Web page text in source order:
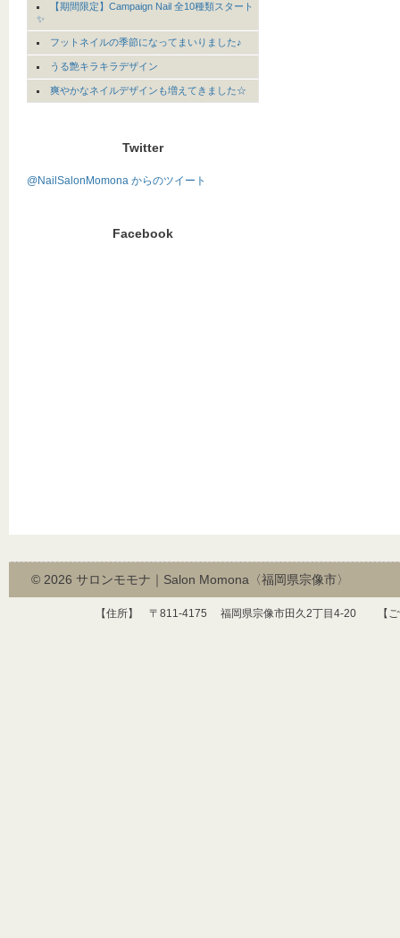
【期間限定】Campaign Nail 全10種類スタート
✨
フットネイルの季節になってまいりました♪
うる艶キラキラデザイン
爽やかなネイルデザインも増えてきました☆
Twitter
@NailSalonMomona からのツイート
Facebook
© 2026 サロンモモナ｜Salon Momona〈福岡県宗像市〉
【住所】 〒 811-4175 福岡県宗像市田久2丁目 4-20 【ご